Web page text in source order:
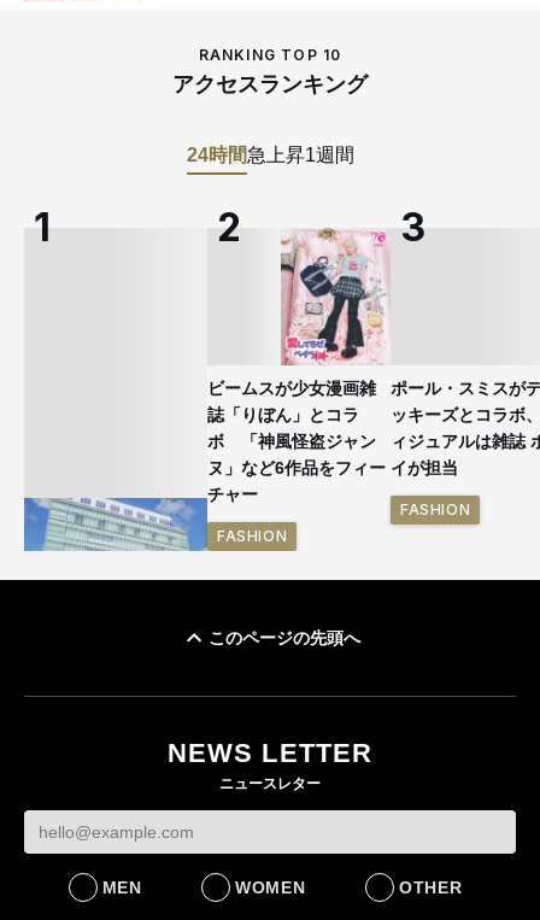
RANKING TOP 10
アクセスランキング
24時間急上昇1週間
ビームスが少女漫画雑
誌「りぼん」とコラ
ボ 「神風怪盗ジャン
ヌ」など6作品をフィー
チャー
FASHION
ポール・スミスが
ッキーズとコラボ
ィジュアルは雑誌
イが担当
FASHION
このページの先頭へ
NEWS LETTER
ニュースレター
MEN WOMEN OTHER